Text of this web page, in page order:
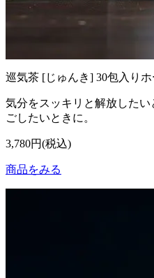
巡気茶 [じゅんき] 30包入り
気分をスッキリと解放した
ごしたいときに。
3,780円(税込)
商品をみる